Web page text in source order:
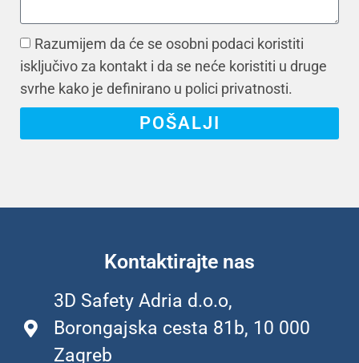
Razumijem da će se osobni podaci koristiti
isključivo za kontakt i da se neće koristiti u druge
svrhe kako je definirano u polici privatnosti.
POŠALJI
Kontaktirajte nas
3D Safety Adria d.o.o,
Borongajska cesta 81b, 10 000
Zagreb